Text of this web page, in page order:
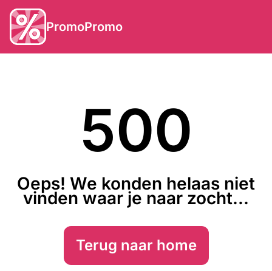
PromoPromo
500
Oeps! We konden helaas niet
vinden waar je naar zocht...
Terug naar home